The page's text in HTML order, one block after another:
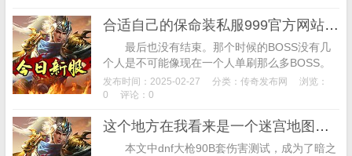
合适自己的保命装私服999官方网站很多玩法师的玩家们最需要
最后也没有结束。那个时候的BOSS没有几
个人是不可能像现在一个人单刷那么多BOSS。
现在的所谓主宰者跟小唐比起来实在是弱爆了。
有趣的传说专注于探索和分享有趣的传说版...
发布时间：2025-02-27 分类： 传奇发布网
浏览：
0
评论：0
这个地方在我看来是一个迷宫地图的几率更大些
本文中dnf大枪90B套伤害测试，成为了暗之